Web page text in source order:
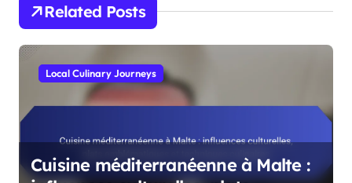
Related Posts
Local Culinary Journeys
Cuisine méditerranéenne à Malte :